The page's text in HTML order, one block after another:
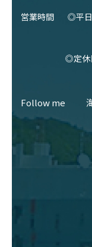
営業時間
◎平日
◎定休
Follow me